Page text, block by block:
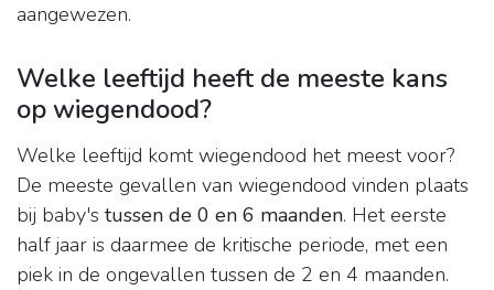
aangewezen.
Welke leeftijd heeft de meeste kans
op wiegendood?
Welke leeftijd komt wiegendood het meest voor?
De meeste gevallen van wiegendood vinden plaats
bij baby's tussen de 0 en 6 maanden. Het eerste
half jaar is daarmee de kritische periode, met een
piek in de ongevallen tussen de 2 en 4 maanden.